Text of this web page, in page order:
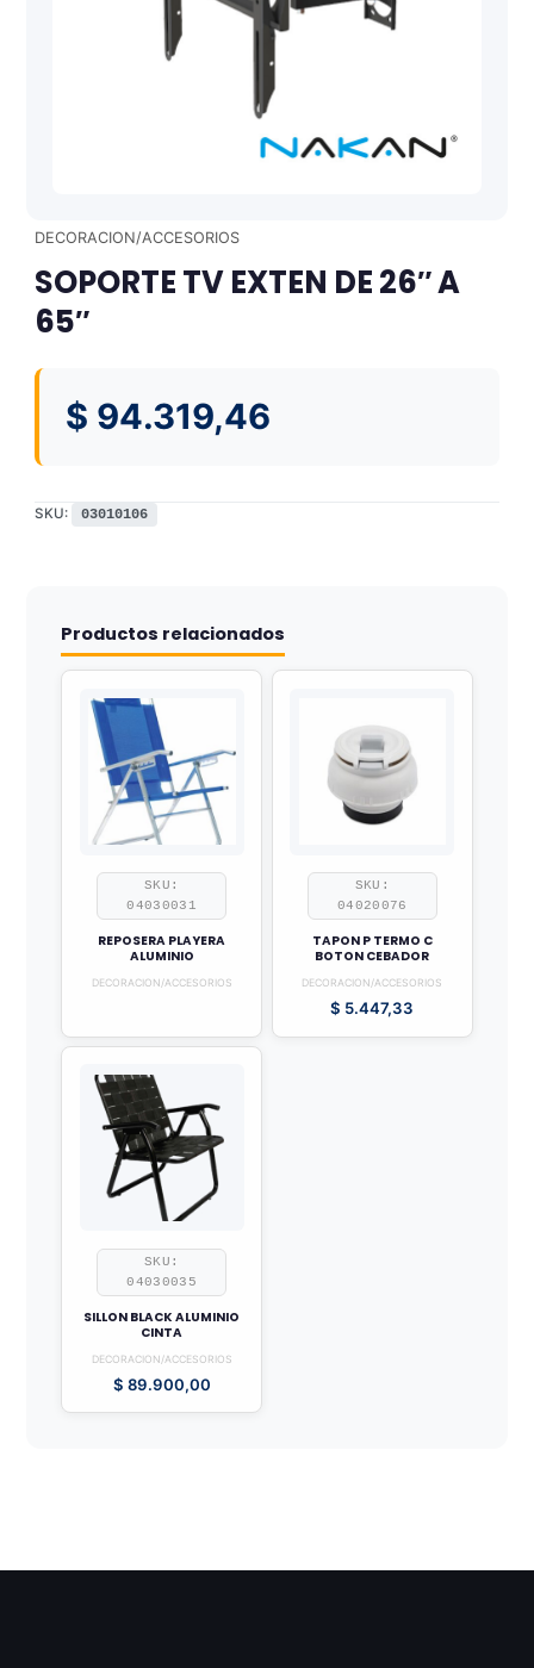
DECORACION/ACCESORIOS
SOPORTE TV EXTEN DE 26″ A
65″
$ 94.319,46
SKU: 03010106
Productos relacionados
SKU:
04030031
REPOSERA PLAYERA
ALUMINIO
DECORACION/ACCESORIOS
SKU:
04020076
TAPON P TERMO C
BOTON CEBADOR
DECORACION/ACCESORIOS
$ 5.447,33
SKU:
04030035
SILLON BLACK ALUMINIO
CINTA
DECORACION/ACCESORIOS
$ 89.900,00